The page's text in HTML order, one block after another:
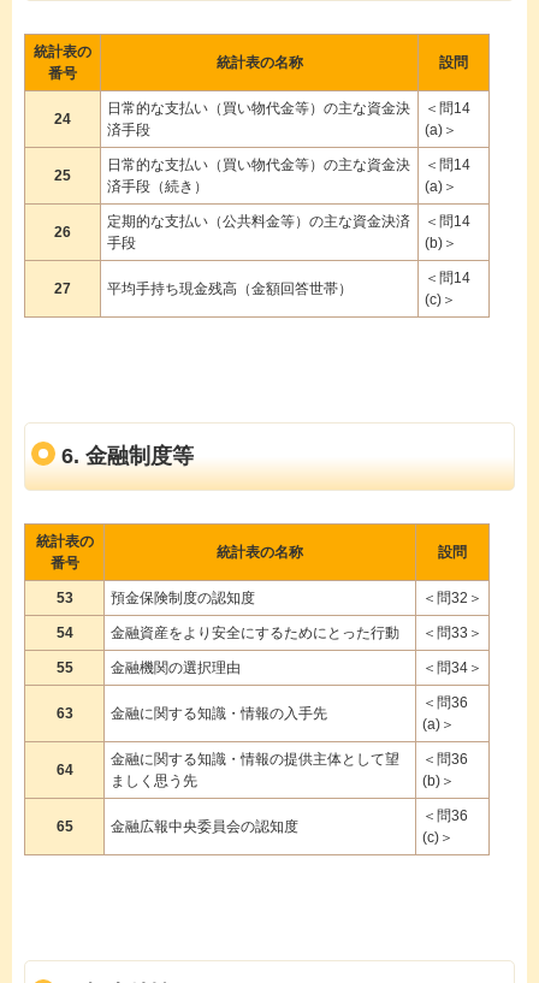
統計表の
番号
統計表の名称 設問
24
日常的な支払い（買い物代金等）の主な資金決
済手段
＜問14
(a)＞
25
日常的な支払い（買い物代金等）の主な資金決
済手段（続き）
＜問14
(a)＞
26
定期的な支払い（公共料金等）の主な資金決済
手段
＜問14
(b)＞
27 平均手持ち現金残高（金額回答世帯）
＜問14
(c)＞
6. 金融制度等
統計表の
番号
統計表の名称 設問
53 預金保険制度の認知度 ＜問32＞
54 金融資産をより安全にするためにとった行動 ＜問33＞
55 金融機関の選択理由 ＜問34＞
63 金融に関する知識・情報の入手先
＜問36
(a)＞
64
金融に関する知識・情報の提供主体として望
ましく思う先
＜問36
(b)＞
65 金融広報中央委員会の認知度
＜問36
(c)＞